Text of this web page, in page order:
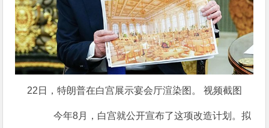
22日，特朗普在白宫展示宴会厅渲染图。 视频截图
今年8月，白宫就公开宣布了这项改造计划。拟